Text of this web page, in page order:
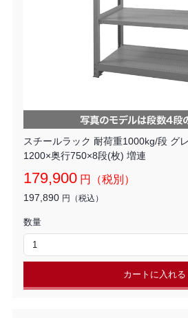
スチールラック 耐荷重1000kg/段 グ
1200×奥行750×8段(枚) 増連
179,900 円（税別）
197,890 円（税込）
数量
カートに入れる